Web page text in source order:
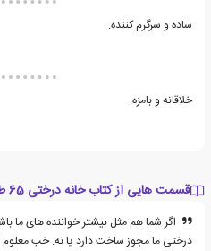
ساده و سرگرم کننده.
خلاقانه و بامزه.
قسمت هایی از کتاب خانه درختی 65 طبقه
اگر شما هم مثل بیشتر خواننده های ما
درختی ما مجوز ساخت دارد یا نه. خب معلوم